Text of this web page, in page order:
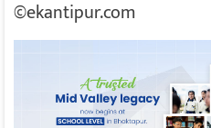
©ekantipur.com